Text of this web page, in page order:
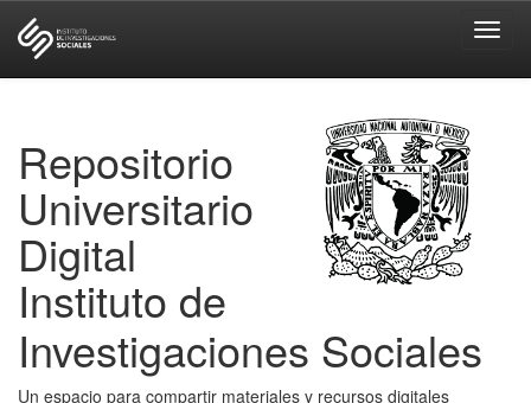
Repositorio
Universitario
Digital
Instituto de
Investigaciones Sociales
Un espacio para compartir materiales y recursos digitales